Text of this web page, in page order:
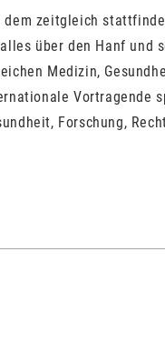
dem zeitgleich
über den Hanf und
Medizin,
Vortragende
Forschung,